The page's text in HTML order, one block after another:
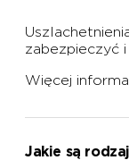
zabezpieczyć i
Więcej
Jakie są